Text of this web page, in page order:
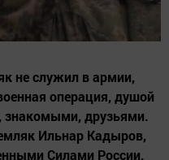
не служил в армии,
операция, душой
друзьями.
Ильнар Кадыров,
Силами России,